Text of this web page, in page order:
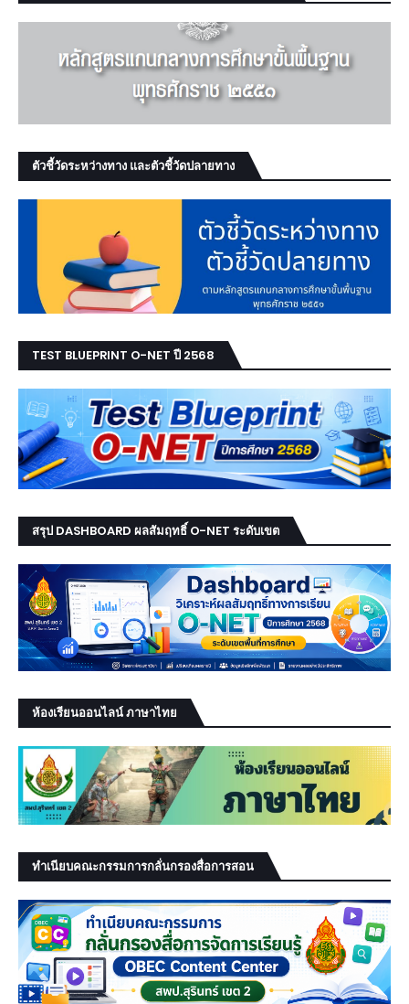
ตัวชี้วัดระหว่างทาง และตัวชี้วัดปลายทาง
TEST BLUEPRINT O-NET ปี 2568
สรุป DASHBOARD ผลสัมฤทธิ์ O-NET ระดับเขต
ห้องเรียนออนไลน์ ภาษาไทย
ทำเนียบคณะกรรมการกลั่นกรองสื่อการสอน